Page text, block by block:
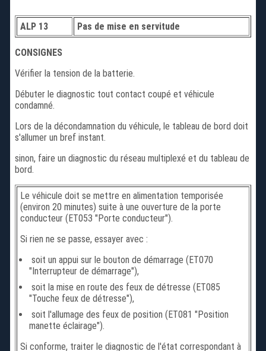
ALP 13 Pas de mise en servitude
CONSIGNES
Vérifier la tension de la batterie.
Débuter le diagnostic tout contact coupé et véhicule
condamné.
Lors de la décondamnation du véhicule, le tableau de bord doit
s'allumer un bref instant.
sinon, faire un diagnostic du réseau multiplexé et du tableau de
bord.
Le véhicule doit se mettre en alimentation temporisée
(environ 20 minutes) suite à une ouverture de la porte
conducteur (ET053 "Porte conducteur").
Si rien ne se passe, essayer avec :
soit un appui sur le bouton de démarrage (ET070
"Interrupteur de démarrage"),
soit la mise en route des feux de détresse (ET085
"Touche feux de détresse"),
soit l'allumage des feux de position (ET081 "Position
manette éclairage").
Si conforme, traiter le diagnostic de l'état correspondant à